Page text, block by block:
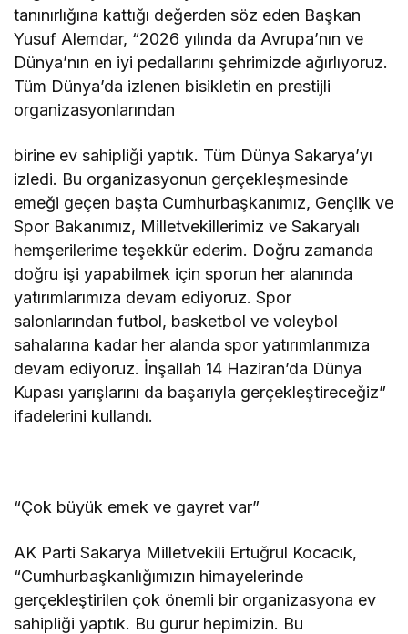
tanınırlığına kattığı değerden söz eden Başkan
Yusuf Alemdar, “2026 yılında da Avrupa’nın ve
Dünya’nın en iyi pedallarını şehrimizde ağırlıyoruz.
Tüm Dünya’da izlenen bisikletin en prestijli
organizasyonlarından
birine ev sahipliği yaptık. Tüm Dünya Sakarya’yı
izledi. Bu organizasyonun gerçekleşmesinde
emeği geçen başta Cumhurbaşkanımız, Gençlik ve
Spor Bakanımız, Milletvekillerimiz ve Sakaryalı
hemşerilerime teşekkür ederim. Doğru zamanda
doğru işi yapabilmek için sporun her alanında
yatırımlarımıza devam ediyoruz. Spor
salonlarından futbol, basketbol ve voleybol
sahalarına kadar her alanda spor yatırımlarımıza
devam ediyoruz. İnşallah 14 Haziran’da Dünya
Kupası yarışlarını da başarıyla gerçekleştireceğiz”
ifadelerini kullandı.
“Çok büyük emek ve gayret var”
AK Parti Sakarya Milletvekili Ertuğrul Kocacık,
“Cumhurbaşkanlığımızın himayelerinde
gerçekleştirilen çok önemli bir organizasyona ev
sahipliği yaptık. Bu gurur hepimizin. Bu